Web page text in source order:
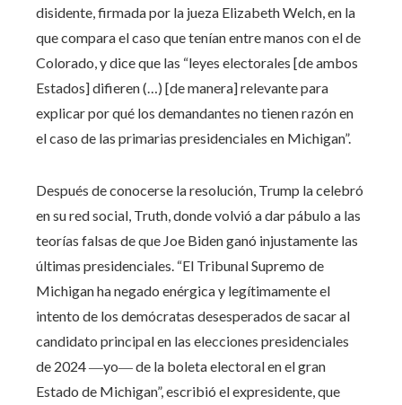
disidente, firmada por la jueza Elizabeth Welch, en la
que compara el caso que tenían entre manos con el de
Colorado, y dice que las “leyes electorales [de ambos
Estados] difieren (…) [de manera] relevante para
explicar por qué los demandantes no tienen razón en
el caso de las primarias presidenciales en Michigan”.
Después de conocerse la resolución, Trump la celebró
en su red social, Truth, donde volvió a dar pábulo a las
teorías falsas de que Joe Biden ganó injustamente las
últimas presidenciales. “El Tribunal Supremo de
Michigan ha negado enérgica y legítimamente el
intento de los demócratas desesperados de sacar al
candidato principal en las elecciones presidenciales
de 2024 ―yo― de la boleta electoral en el gran
Estado de Michigan”, escribió el expresidente, que